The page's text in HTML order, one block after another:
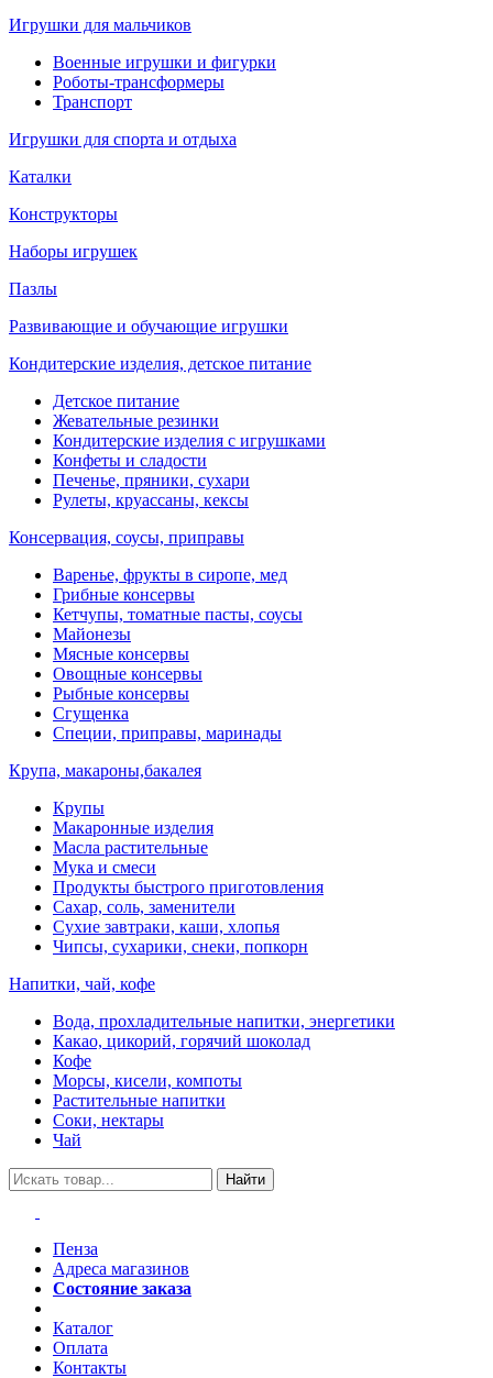
Игрушки для мальчиков
Военные игрушки и фигурки
Роботы-трансформеры
Транспорт
Игрушки для спорта и отдыха
Каталки
Конструкторы
Наборы игрушек
Пазлы
Развивающие и обучающие игрушки
Кондитерские изделия, детское питание
Детское питание
Жевательные резинки
Кондитерские изделия с игрушками
Конфеты и сладости
Печенье, пряники, сухари
Рулеты, круассаны, кексы
Консервация, соусы, приправы
Варенье, фрукты в сиропе, мед
Грибные консервы
Кетчупы, томатные пасты, соусы
Майонезы
Мясные консервы
Овощные консервы
Рыбные консервы
Сгущенка
Специи, приправы, маринады
Крупа, макароны,бакалея
Крупы
Макаронные изделия
Масла растительные
Мука и смеси
Продукты быстрого приготовления
Сахар, соль, заменители
Сухие завтраки, каши, хлопья
Чипсы, сухарики, снеки, попкорн
Напитки, чай, кофе
Вода, прохладительные напитки, энергетики
Какао, цикорий, горячий шоколад
Кофе
Морсы, кисели, компоты
Растительные напитки
Соки, нектары
Чай
Найти
Пенза
Адреса магазинов
Состояние заказа
Каталог
Оплата
Контакты